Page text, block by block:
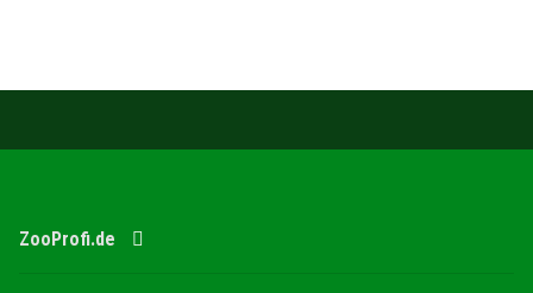
ZooProfi.de